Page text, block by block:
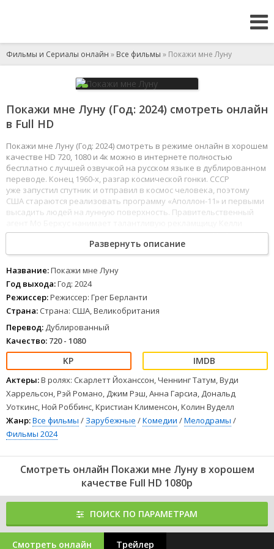
Фильмы и Сериалы онлайн » Все фильмы » Покажи мне Луну
Покажи мне Луну (Год: 2024) смотреть онлайн
в Full HD
Покажи мне Луну (Год: 2024) смотреть в режиме онлайн в хорошем
качестве HD 720, 1080 и 4к можно в интернете полностью
бесплатно с лучшей озвучкой на русском языке в дублированном
переводе. Конец 1960-х, разгар космической гонки. СССР
уже запустил спутник и отправил в космос человека, поэтому
США стараются реализовать программу «Аполлон-11» и первыми
высадить людей на лунную поверхность. Правительственный
Джонс, чтобы она создала привлекательный имидж НАСА, но её
гениальные идеи не всегда находят понимание у руководителя
запуска Коула Дэвиса. Когда интерес общественности к проекту
взлетает до небес, Мо предлагает Келли подстраховаться, чтобы
не ударить в грязь лицом на случай провала миссии.
1 23 45 678
Развернуть описание
Название:Покажи мне Луну
Год выхода:Год: 2024
Режиссер:Режиссер: Грег Берланти
Страна: Страна: США, Великобритания
Перевод: Дублированный
Качество: 720 - 1080
Актеры:В ролях: Скарлетт Йоханссон, Ченнинг Татум, Вуди
Харрельсон, Рэй Романо, Джим Рэш, Анна Гарсиа, Дональд
Уоткинс, Ной Роббинс, Кристиан Клименсон, Колин Вуделл
Жанр:Все фильмы / Зарубежные /Комедии /Мелодрамы /
Фильмы 2024
Смотреть онлайн Покажи мне Луну в хорошем
качестве Full HD 1080p
ПОИСК ПО ПАРАМЕТРАМ
Смотреть онлайн Трейлер